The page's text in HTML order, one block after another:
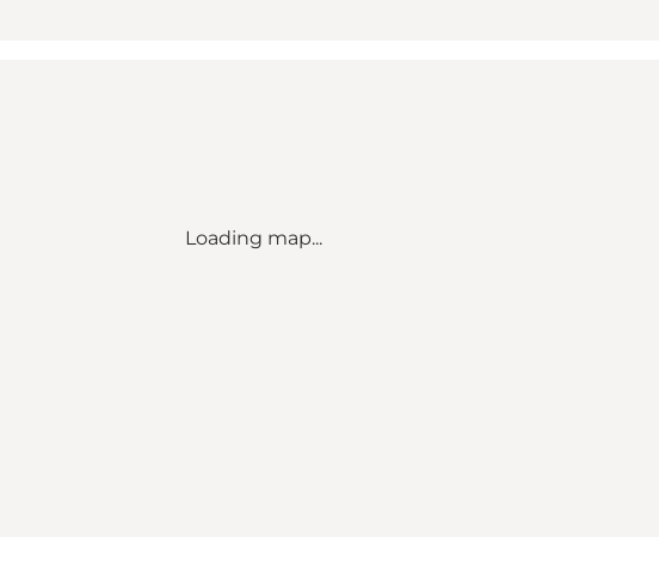
Loading map...